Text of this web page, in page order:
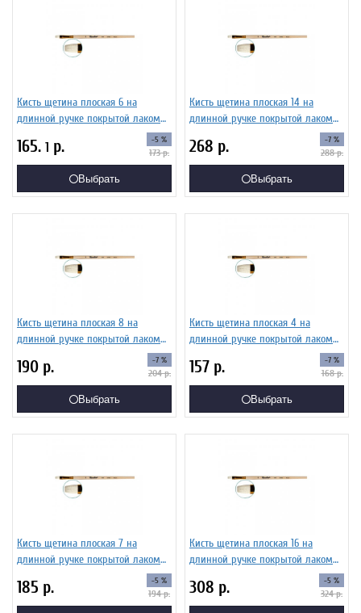
Кисть щетина плоская 6 на
длинной ручке покрытой лаком
165. 1 р. -5 %
173р.
Выбрать
Кисть щетина плоская 14 на
длинной ручке покрытой лаком
268 р. -7 %
288р.
Выбрать
Кисть щетина плоская 8 на
длинной ручке покрытой лаком
190 р. -7 %
204р.
Выбрать
Кисть щетина плоская 4 на
длинной ручке покрытой лаком
157 р. -7 %
168р.
Выбрать
Кисть щетина плоская 7 на
длинной ручке покрытой лаком
185 р. -5 %
194р.
Кисть щетина плоская 16 на
длинной ручке покрытой лаком
308 р. -5 %
324р.